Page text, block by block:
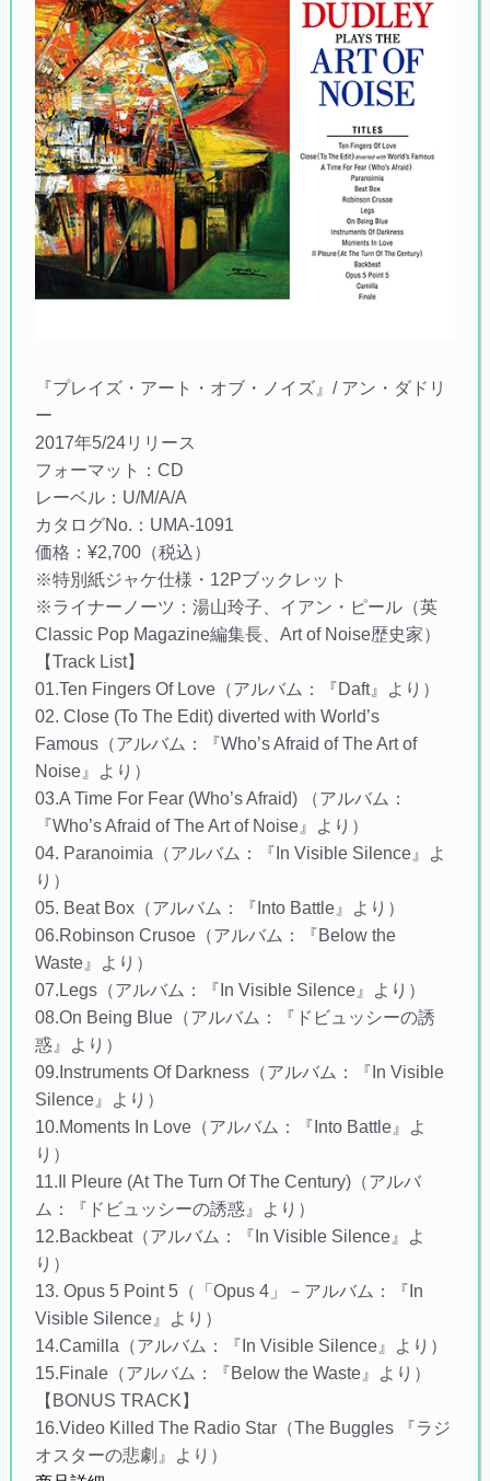
『プレイズ・アート・オブ・ノイズ』/ アン・ダドリ
ー
2017年5/24リリース
フォーマット：CD
レーベル：U/M/A/A
カタログNo.：UMA-1091
価格：¥2,700（税込）
※特別紙ジャケ仕様・12Pブックレット
※ライナーノーツ：湯山玲子、イアン・ピール（英
Classic Pop Magazine編集長、Art of Noise歴史家）
【Track List】
01.Ten Fingers Of Love（アルバム：『Daft』より）
02. Close (To The Edit) diverted with World’s
Famous（アルバム：『Who’s Afraid of The Art of
Noise』より）
03.A Time For Fear (Who’s Afraid) （アルバム：
『Who’s Afraid of The Art of Noise』より）
04. Paranoimia（アルバム：『In Visible Silence』よ
り）
05. Beat Box（アルバム：『Into Battle』より）
06.Robinson Crusoe（アルバム：『Below the
Waste』より）
07.Legs（アルバム：『In Visible Silence』より）
08.On Being Blue（アルバム：『ドビュッシーの誘
惑』より）
09.Instruments Of Darkness（アルバム：『In Visible
Silence』より）
10.Moments In Love（アルバム：『Into Battle』よ
り）
11.Il Pleure (At The Turn Of The Century)（アルバ
ム：『ドビュッシーの誘惑』より）
12.Backbeat（アルバム：『In Visible Silence』よ
り）
13. Opus 5 Point 5（「Opus 4」－アルバム：『In
Visible Silence』より）
14.Camilla（アルバム：『In Visible Silence』より）
15.Finale（アルバム：『Below the Waste』より）
【BONUS TRACK】
16.Video Killed The Radio Star（The Buggles 『ラジ
オスターの悲劇』より）